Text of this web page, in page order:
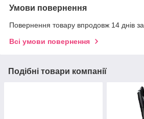
Умови повернення
Повернення товару впродовж 14 днів
Всі умови повернення
Подібні товари компанії